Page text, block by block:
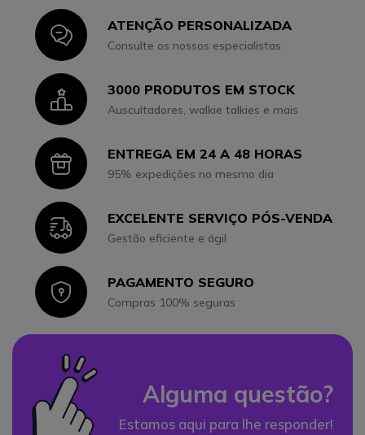
IconATENÇÃO PERSONALIZADA
Consulte os nossos especialistas
Icon3000 PRODUTOS EM STOCK
Auscultadores, walkie talkies e mais
IconENTREGA EM 24 A 48 HORAS
95% expedições no mesmo dia
IconEXCELENTE SERVIÇO PÓS-VENDA
Gestão eficiente e ágil
IconPAGAMENTO SEGURO
Compras 100% seguras
Alguma questão?
Estamos aqui para lhe responder!